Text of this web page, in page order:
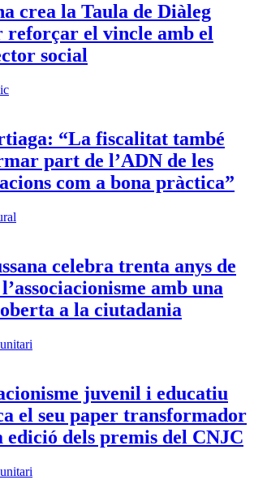
crea la Taula de Diàleg
reforçar el vincle amb el
social
“La fiscalitat també
part de l’ADN de les
com a bona pràctica”
celebra trenta anys de
amb una
a la ciutadania
juvenil i educatiu
el seu paper transformador
edició dels premis del CNJC